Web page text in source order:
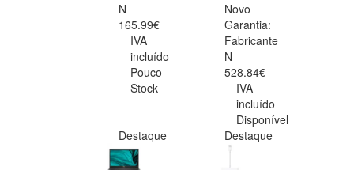
N
165.99€
IVA
incluído
Pouco
Stock
Novo
Garantia:
Fabricante
N
528.84€
IVA
incluído
Disponível
Destaque
Destaque